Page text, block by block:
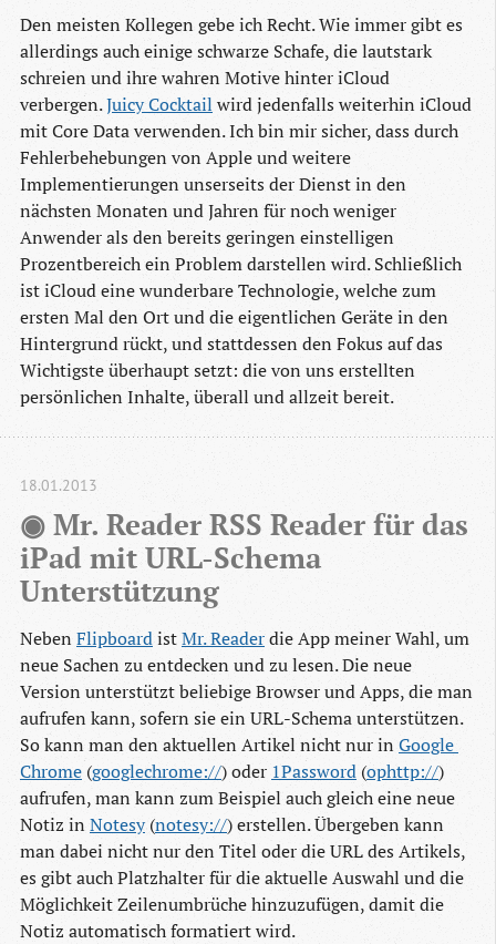
Den meisten Kollegen gebe ich Recht. Wie immer gibt es
allerdings auch einige schwarze Schafe, die lautstark
schreien und ihre wahren Motive hinter iCloud
verbergen.Juicy Cocktail wird jedenfalls weiterhin iCloud
mit Core Data verwenden. Ich bin mir sicher, dass durch
Fehlerbehebungen von Apple und weitere
Implementierungen unserseits der Dienst in den
nächsten Monaten und Jahren für noch weniger
Anwender als den bereits geringen einstelligen
Prozentbereich ein Problem darstellen wird. Schließlich
ist iCloud eine wunderbare Technologie, welche zum
ersten Mal den Ort und die eigentlichen Geräte in den
Hintergrund rückt, und stattdessen den Fokus auf das
Wichtigste überhaupt setzt: die von uns erstellten
persönlichen Inhalte, überall und allzeit bereit.
◉ Mr. Reader RSS Reader für das
iPad mit URL-Schema
Unterstützung
18.01.2013
Neben FlipboardistMr. Readerdie App meiner Wahl, um
neue Sachen zu entdecken und zu lesen. Die neue
Version unterstützt beliebige Browser und Apps, die man
aufrufen kann, sofern sie ein URL-Schema unterstützen.
So kann man den aktuellen Artikel nicht nur in Google
Chrome (googlechrome://) oder 1Password (ophttp://)
aufrufen, man kann zum Beispiel auch gleich eine neue
Notiz in Notesy(notesy://) erstellen. Übergeben kann
man dabei nicht nur den Titel oder die URL des Artikels,
es gibt auch Platzhalter für die aktuelle Auswahl und die
Möglichkeit Zeilenumbrüche hinzuzufügen, damit die
Notiz automatisch formatiert wird.